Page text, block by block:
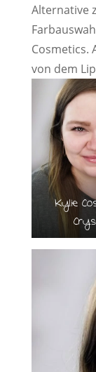
Alternative
Cosmetics.
von dem
Kylie